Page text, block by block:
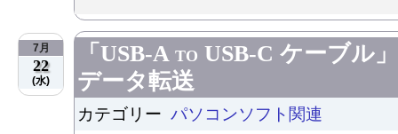
7月
22
(水)
「USB-A to USB-C ケーブル
データ転送
カテゴリー パソコンソフト関連